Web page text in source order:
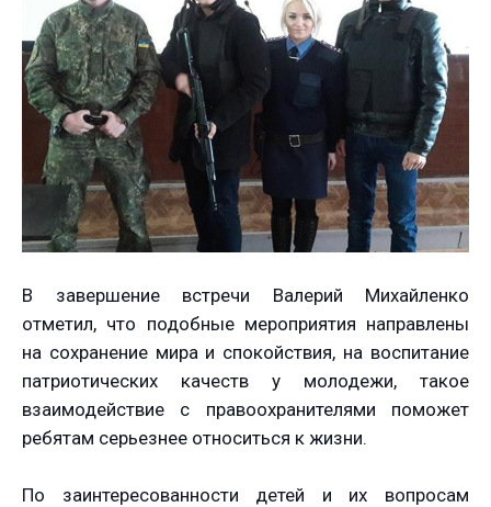
В завершение встречи Валерий Михайленко
отметил, что подобные мероприятия направлены
на сохранение мира и спокойствия, на воспитание
патриотических качеств у молодежи, такое
взаимодействие с правоохранителями поможет
ребятам серьезнее относиться к жизни.
По заинтересованности детей и их вопросам